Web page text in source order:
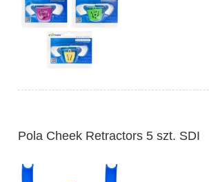
Pola Cheek Retractors 5 szt. SDI